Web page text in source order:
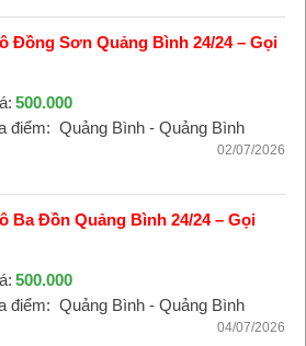
Đồng Sơn Quảng Bình 24/24 – Gọi
500.000
điểm: Quảng Bình - Quảng Bình
02/07/2026
Ba Đồn Quảng Bình 24/24 – Gọi
500.000
điểm: Quảng Bình - Quảng Bình
04/07/2026